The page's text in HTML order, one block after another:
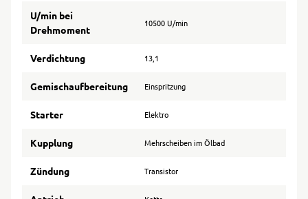
U/min bei
Drehmoment
10500 U/min
Verdichtung 13,1
Gemischaufbereitung Einspritzung
Starter Elektro
Kupplung Mehrscheiben im Ölbad
Zündung Transistor